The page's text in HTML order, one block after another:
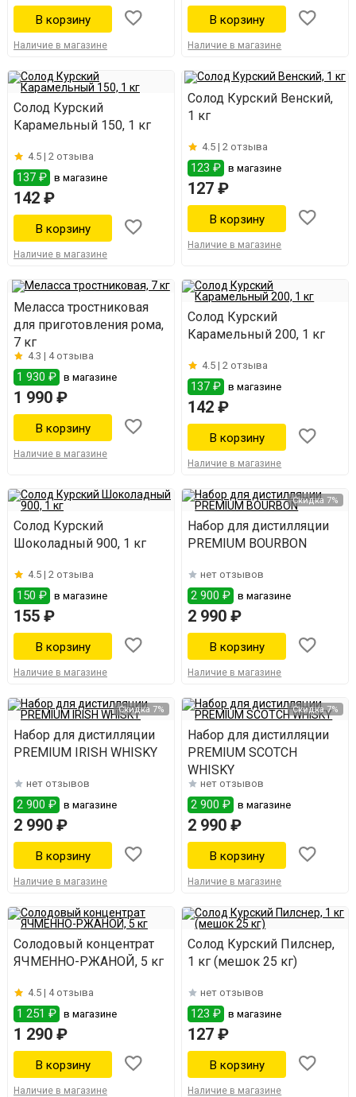
Наличие в магазине Наличие в магазине
Солод Курский
Карамельный 150, 1 кг
4.5 | 2 отзыва
137 ₽ в магазине
142 ₽
Наличие в магазине
Солод Курский Венский,
1 кг
4.5 |2 отзыва
123 ₽ в магазине
127 ₽
Наличие в магазине
Меласса тростниковая
для приготовления рома,
7 кг
4.3 | 4 отзыва
1 930 ₽ в магазине
1 990 ₽
Наличие в магазине
Солод Курский
Карамельный 200, 1 кг
4.5 |2 отзыва
137 ₽ в магазине
142 ₽
Наличие в магазине
Солод Курский
Шоколадный 900, 1 кг
4.5 | 2 отзыва
150 ₽ в магазине
155 ₽
Наличие в магазине
Скидка 7%
Набор для дистилляции
PREMIUM BOURBON
нет отзывов
2 900 ₽ в магазине
2 990 ₽
Наличие в магазине
Скидка 7%
Набор для дистилляции
PREMIUM IRISH WHISKY
нет отзывов
2 900 ₽ в магазине
2 990 ₽
Наличие в магазине
Скидка 7%
Набор для дистилляции
PREMIUM SCOTCH
WHISKY
нет отзывов
2 900 ₽ в магазине
2 990 ₽
Наличие в магазине
Солодовый концентрат
ЯЧМЕННО-РЖАНОЙ, 5 кг
4.5 | 4 отзыва
1 251 ₽ в магазине
1 290 ₽
Наличие в магазине
Солод Курский Пилснер,
1 кг (мешок 25 кг)
нет отзывов
123 ₽ в магазине
127 ₽
Наличие в магазине